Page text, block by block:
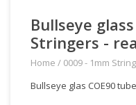
Bullseye
Stringers -
Home / 0009 - 1mm
Bullseye glas COE90 tube